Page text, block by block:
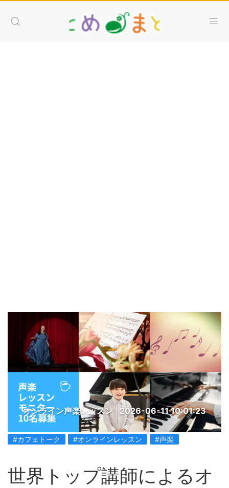
オンライン声楽レッスン 2026-06-11 10:01:23
#カフェトーク #オンラインレッスン #声楽
世界トップ講師によるオ